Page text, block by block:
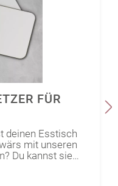
FÜR
deinen Esstisch
mit unseren
Du kannst sie